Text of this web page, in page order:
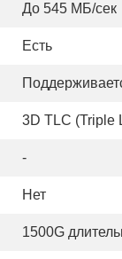
До 545 МБ/сек
Есть
3D TLC (Triple
-
Нет
1500G